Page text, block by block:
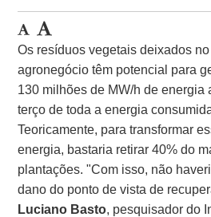
Os resíduos vegetais deixados
agronegócio têm potencial para
130 milhões de MW/h de energia
terço de toda a energia
Teoricamente, para transformar
energia, bastaria retirar 40% do
plantações. "Com isso, não
dano do ponto de vista de
Luciano Basto, pesquisador do